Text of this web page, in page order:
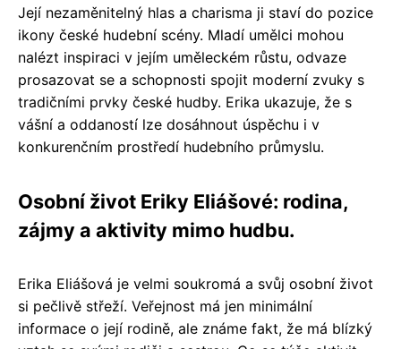
Její nezaměnitelný hlas a charisma ji staví do pozice
ikony české hudební scény. Mladí umělci mohou
nalézt inspiraci v jejím uměleckém růstu, odvaze
prosazovat se a schopnosti spojit moderní zvuky s
tradičními prvky české hudby. Erika ukazuje, že s
vášní a oddaností lze dosáhnout úspěchu i v
konkurenčním prostředí hudebního průmyslu.
Osobní život Eriky Eliášové: rodina,
zájmy a aktivity mimo hudbu.
Erika Eliášová je velmi soukromá a svůj osobní život
si pečlivě střeží. Veřejnost má jen minimální
informace o její rodině, ale známe fakt, že má blízký